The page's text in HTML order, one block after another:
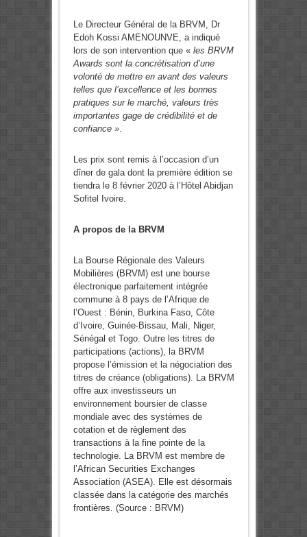
Le Directeur Général de la BRVM, Dr
Edoh Kossi AMENOUNVE, a indiqué
lors de son intervention que « les BRVM
Awards sont la concrétisation d’une
volonté de mettre en avant des valeurs
telles que l’excellence et les bonnes
pratiques sur le marché, valeurs très
importantes gage de crédibilité et de
confiance ».
Les prix sont remis à l’occasion d’un
dîner de gala dont la première édition se
tiendra le 8 février 2020 à l’Hôtel Abidjan
Sofitel Ivoire.
A propos de la BRVM
La Bourse Régionale des Valeurs
Mobilières (BRVM) est une bourse
électronique parfaitement intégrée
commune à 8 pays de l’Afrique de
l’Ouest : Bénin, Burkina Faso, Côte
d’Ivoire, Guinée-Bissau, Mali, Niger,
Sénégal et Togo. Outre les titres de
participations (actions), la BRVM
propose l’émission et la négociation des
titres de créance (obligations). La BRVM
offre aux investisseurs un
environnement boursier de classe
mondiale avec des systèmes de
cotation et de règlement des
transactions à la fine pointe de la
technologie. La BRVM est membre de
l’African Securities Exchanges
Association (ASEA). Elle est désormais
classée dans la catégorie des marchés
frontières. (Source : BRVM)